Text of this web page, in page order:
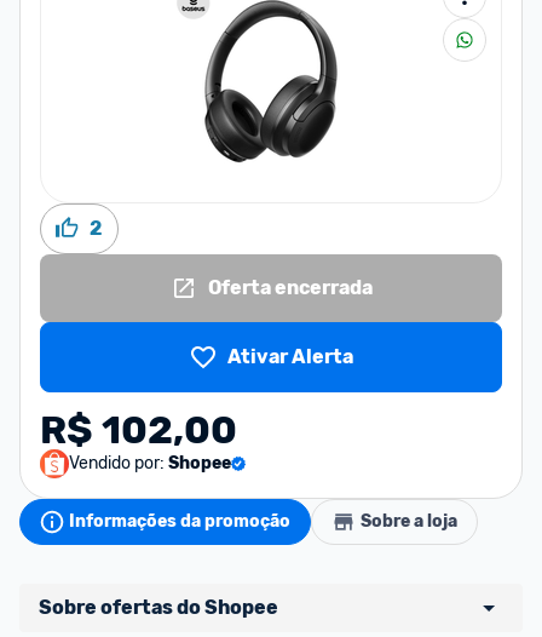
2
Oferta encerrada
Ativar Alerta
R$ 102,00
Vendido por: Shopee
Informações da promoção Sobre a loja
Sobre ofertas do Shopee